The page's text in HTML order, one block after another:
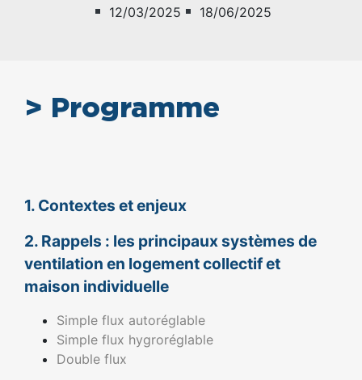
12/03/2025 18/06/2025
> Programme
1. Contextes et enjeux
2. Rappels : les principaux systèmes de
ventilation en logement collectif et
maison individuelle
Simple flux autoréglable
Simple flux hygroréglable
Double flux